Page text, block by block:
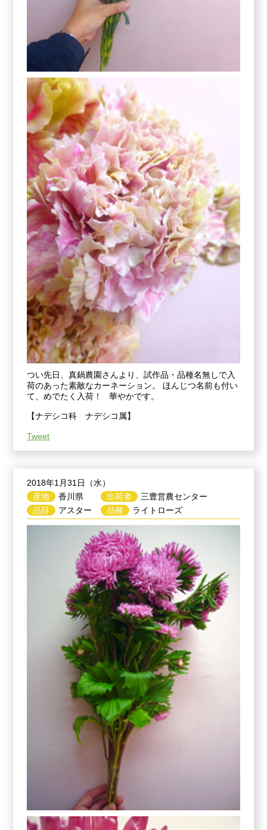
つい先日、真鍋農園さんより、試作品・品種名無しで入
荷のあった素敵なカーネーション。 ほんじつ名前も付い
て、めでたく入荷！ 華やかです。
【ナデシコ科 ナデシコ属】
Tweet
2018年1月31日（水）
産地
香川県
品目
アスター
出荷者
三豊営農センター
品種
ライトローズ